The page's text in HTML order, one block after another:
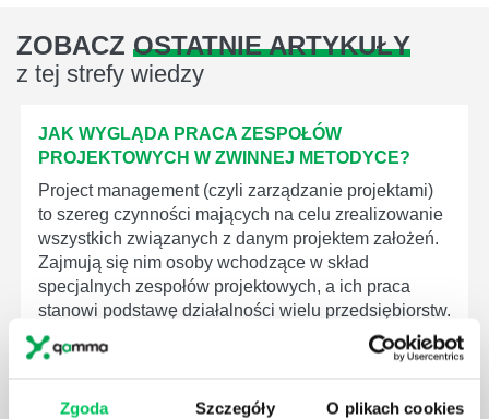
Zgoda Szczegóły O plikach cookies
ZOBACZ OSTATNIE ARTYKUŁY
z tej strefy wiedzy
JAK WYGLĄDA PRACA ZESPOŁÓW
PROJEKTOWYCH W ZWINNEJ METODYCE?
Project management (czyli zarządzanie projektami)
to szereg czynności mających na celu zrealizowanie
wszystkich związanych z danym projektem założeń.
Zajmują się nim osoby wchodzące w skład
specjalnych zespołów projektowych, a ich praca
stanowi podstawę działalności wielu przedsiębiorstw.